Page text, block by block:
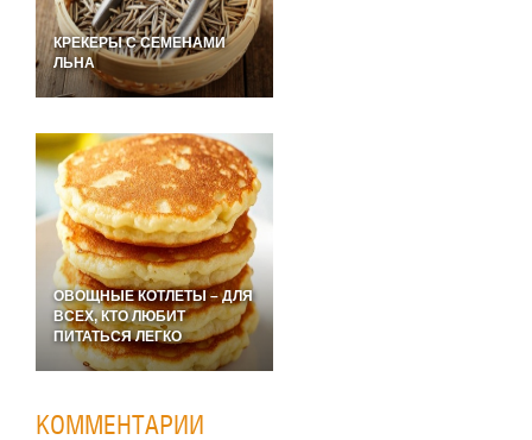
КРЕКЕРЫ С СЕМЕНАМИ
ЛЬНА
ОВОЩНЫЕ КОТЛЕТЫ – ДЛЯ
ВСЕХ, КТО ЛЮБИТ
ПИТАТЬСЯ ЛЕГКО
КОММЕНТАРИИ